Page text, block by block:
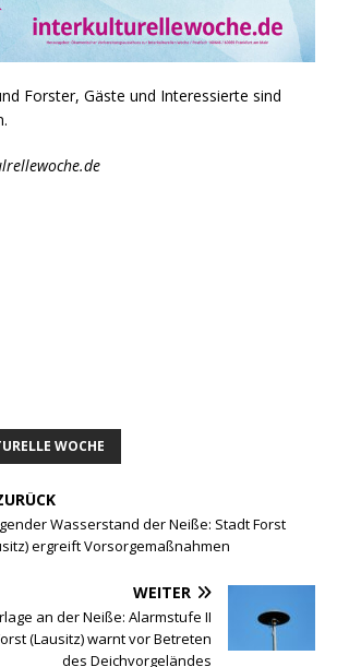
Forster, Gäste und Interessierte sind
WOCHE
Wasserstand der Neiße: Stadt Forst
ergreift Vorsorgemaßnahmen
WEITER
an der Neiße: Alarmstufe II
(Lausitz) warnt vor Betreten
des Deichvorgeländes